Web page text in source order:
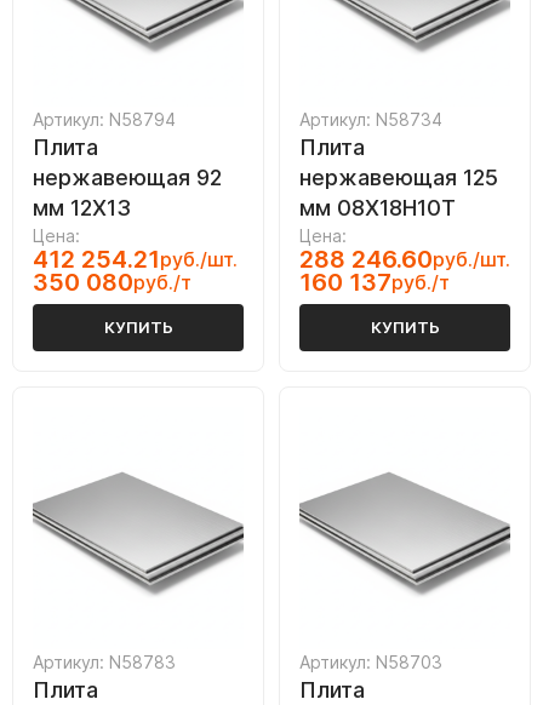
Артикул: N58794
Плита
нержавеющая 92
мм 12Х13
Цена:
412 254.21руб./шт.
350 080руб./т
КУПИТЬ
Артикул: N58734
Плита
нержавеющая 125
мм 08Х18Н10Т
Цена:
288 246.60руб./шт.
160 137руб./т
КУПИТЬ
Артикул: N58783
Плита
Артикул: N58703
Плита